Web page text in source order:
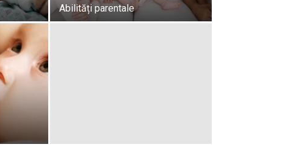
Abilități parentale